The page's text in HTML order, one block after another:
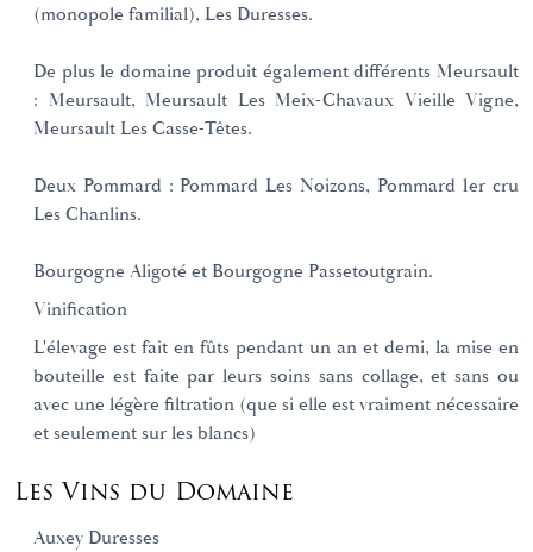
(monopole familial), Les Duresses.
De plus le domaine produit également différents Meursault
: Meursault, Meursault Les Meix-Chavaux Vieille Vigne,
Meursault Les Casse-Têtes.
Deux Pommard : Pommard Les Noizons, Pommard 1er cru
Les Chanlins.
Bourgogne Aligoté et Bourgogne Passetoutgrain.
Vinification
L'élevage est fait en fûts pendant un an et demi, la mise en
bouteille est faite par leurs soins sans collage, et sans ou
avec une légère filtration (que si elle est vraiment nécessaire
et seulement sur les blancs)
Les Vins du Domaine
Auxey Duresses